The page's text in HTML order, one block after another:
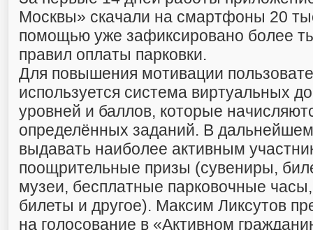
Москвы» скачали на смартфоны 20
помощью уже зафиксировано более
правил оплаты парковки.
Для повышения мотивации
используется система виртуальных
уровней и баллов, которые
определённых заданий. В
выдавать наиболее активным
поощрительные призы (сувениры,
музеи, бесплатные парковочные
билеты и другое). Максим Ликсутов
на голосование в «Активном